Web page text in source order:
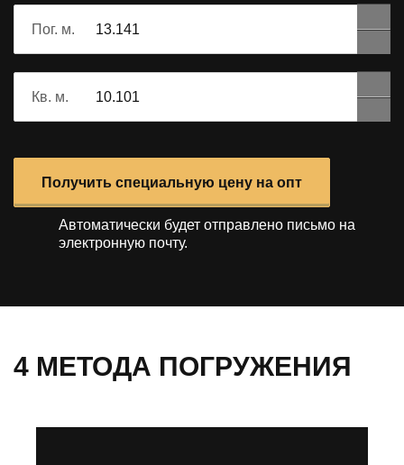
Пог. м.
Кв. м.
Получить специальную цену на опт
Автоматически будет отправлено письмо на
электронную почту.
4 МЕТОДА ПОГРУЖЕНИЯ